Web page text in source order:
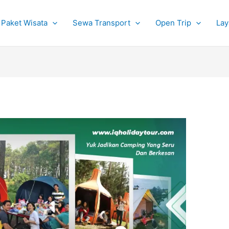
Paket Wisata Sewa Transport Open Trip